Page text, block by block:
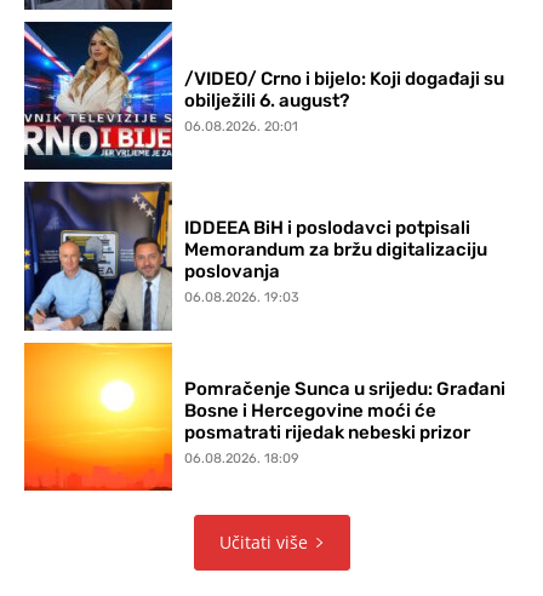
/VIDEO/ Crno i bijelo: Koji događaji su
obilježili 6. august?
06.08.2026. 20:01
IDDEEA BiH i poslodavci potpisali
Memorandum za bržu digitalizaciju
poslovanja
06.08.2026. 19:03
Pomračenje Sunca u srijedu: Građani
Bosne i Hercegovine moći će
posmatrati rijedak nebeski prizor
06.08.2026. 18:09
Učitati više